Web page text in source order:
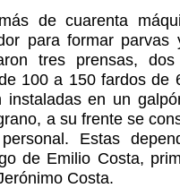
de cuarenta
para formar
tres prensas,
100 a 150 fardos de
instaladas en un
a su frente se
Estas
de Emilio Costa,
Costa.